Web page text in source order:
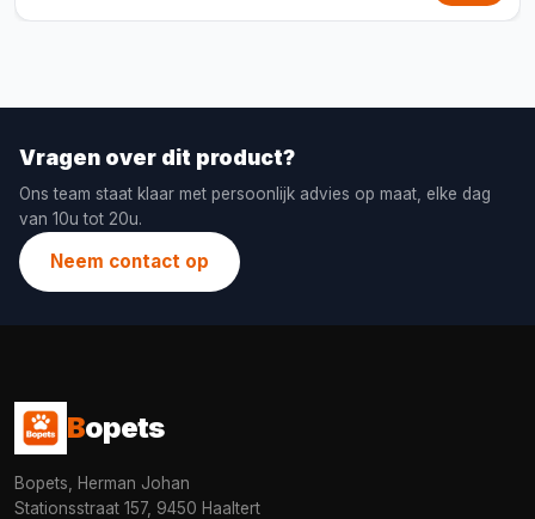
Vragen over dit product?
Ons team staat klaar met persoonlijk advies op maat, elke dag
van 10u tot 20u.
Neem contact op
Bopets
Bopets, Herman Johan
Stationsstraat 157, 9450 Haaltert